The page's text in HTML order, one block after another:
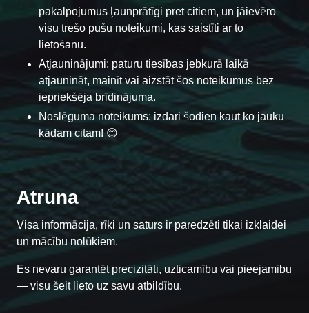
pakalpojumus ļaunprātīgi pret citiem, un jāievēro
visu trešo pušu noteikumi, kas saistīti ar to
lietošanu.
Atjauninājumi: paturu tiesības jebkurā laikā
atjaunināt, mainīt vai aizstāt šos noteikumus bez
iepriekšēja brīdinājuma.
Noslēguma noteikums: izdari šodien kaut ko jauku
kādam citam! 😊
Atruna
Visa informācija, rīki un saturs ir paredzēti tikai izklaidei
un mācību nolūkiem.
Es nevaru garantēt precizitāti, uzticamību vai pieejamību
— visu šeit lieto uz savu atbildību.